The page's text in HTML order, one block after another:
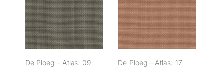
De Ploeg –
Atlas: 09
De Ploeg – Atlas: 09
De Ploeg –
Atlas: 17
De Ploeg – Atlas: 17